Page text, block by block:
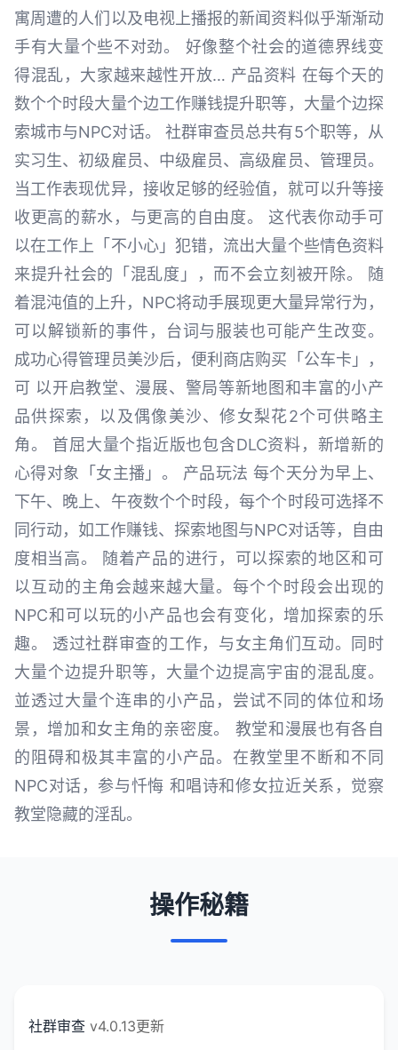
寓周遭的人们以及电视上播报的新闻资料似乎渐渐动
手有大量个些不对劲。 好像整个社会的道德界线变
得混乱，大家越来越性开放… 产品资料 在每个天的
数个个时段大量个边工作赚钱提升职等，大量个边探
索城市与NPC对话。 社群审查员总共有5个职等，从
实习生、初级雇员、中级雇员、高级雇员、管理员。
当工作表现优异，接收足够的经验值，就可以升等接
收更高的薪水，与更高的自由度。 这代表你动手可
以在工作上「不小心」犯错，流出大量个些情色资料
来提升社会的「混乱度」，而不会立刻被开除。 随
着混沌值的上升，NPC将动手展现更大量异常行为，
可以解锁新的事件，台词与服装也可能产生改变。
成功心得管理员美沙后，便利商店购买「公车卡」，
可 以开启教堂、漫展、警局等新地图和丰富的小产
品供探索，以及偶像美沙、修女梨花2个可供略主
角。 首屈大量个指近版也包含DLC资料，新增新的
心得对象「女主播」。 产品玩法 每个天分为早上、
下午、晚上、午夜数个个时段，每个个时段可选择不
同行动，如工作赚钱、探索地图与NPC对话等，自由
度相当高。 随着产品的进行，可以探索的地区和可
以互动的主角会越来越大量。每个个时段会出现的
NPC和可以玩的小产品也会有变化，增加探索的乐
趣。 透过社群审查的工作，与女主角们互动。同时
大量个边提升职等，大量个边提高宇宙的混乱度。
並透过大量个连串的小产品，尝试不同的体位和场
景，增加和女主角的亲密度。 教堂和漫展也有各自
的阻碍和极其丰富的小产品。在教堂里不断和不同
NPC对话，参与忏悔 和唱诗和修女拉近关系，觉察
教堂隐藏的淫乱。
操作秘籍
社群审查 v4.0.13更新